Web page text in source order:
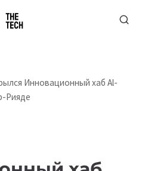
Инновационный хаб Al-
Рияде